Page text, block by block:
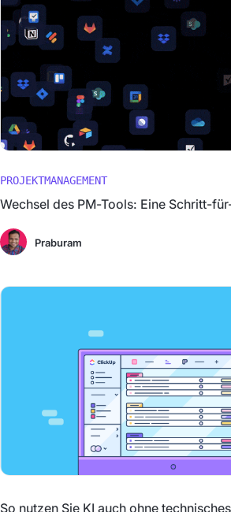
PROJEKTMANAGEMENT
Wechsel des PM-Tools: Eine Schritt-
Praburam
So nutzen Sie KI auch ohne